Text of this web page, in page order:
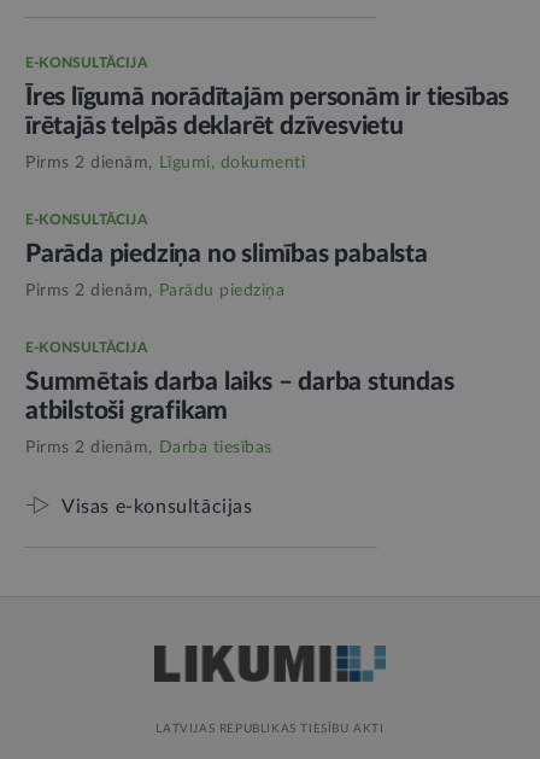
E-KONSULTĀCIJA
Īres līgumā norādītajām personām ir tiesības
īrētajās telpās deklarēt dzīvesvietu
Pirms 2 dienām, Līgumi, dokumenti
E-KONSULTĀCIJA
Parāda piedziņa no slimības pabalsta
Pirms 2 dienām, Parādu piedziņa
E-KONSULTĀCIJA
Summētais darba laiks – darba stundas
atbilstoši grafikam
Pirms 2 dienām, Darba tiesības
Visas e-konsultācijas
LATVIJAS REPUBLIKAS TIESĪBU AKTI